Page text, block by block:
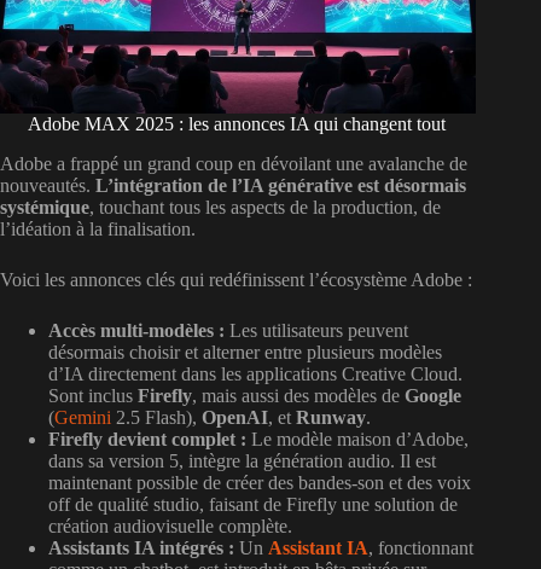
Adobe MAX 2025 : les annonces IA qui changent tout
Adobe a frappé un grand coup en dévoilant une avalanche de
nouveautés. L’intégration de l’IA générative est désormais
systémique, touchant tous les aspects de la production, de
l’idéation à la finalisation.
Voici les annonces clés qui redéfinissent l’écosystème Adobe :
Accès multi-modèles : Les utilisateurs peuvent
désormais choisir et alterner entre plusieurs modèles
d’IA directement dans les applications Creative Cloud.
Sont inclus Firefly, mais aussi des modèles de Google
(Gemini 2.5 Flash), OpenAI, et Runway.
Firefly devient complet : Le modèle maison d’Adobe,
dans sa version 5, intègre la génération audio. Il est
maintenant possible de créer des bandes-son et des voix
off de qualité studio, faisant de Firefly une solution de
création audiovisuelle complète.
Assistants IA intégrés : Un Assistant IA, fonctionnant